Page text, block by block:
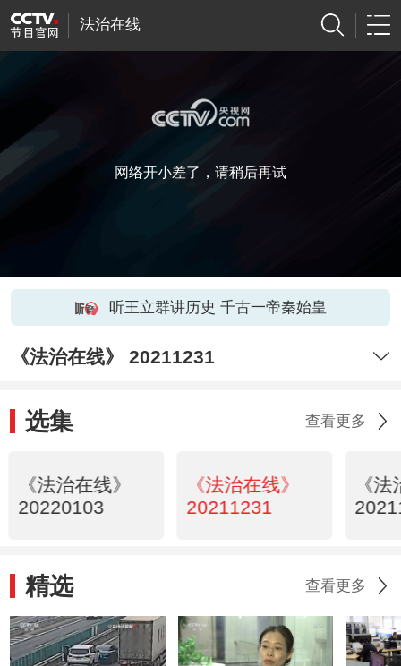
法治在线
网络开小差了，请稍后再试
听王立群讲历史 千古一帝秦始皇
《法治在线》 20211231
选集 查看更多
《法治在线》
20220103
《法治在线》
20211231
《
精选 查看更多